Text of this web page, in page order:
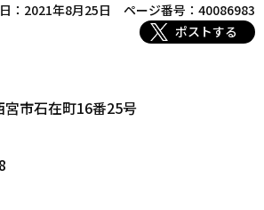
：2021年8月25日
ページ番号：40086983
ポストする
市石在町16番25号